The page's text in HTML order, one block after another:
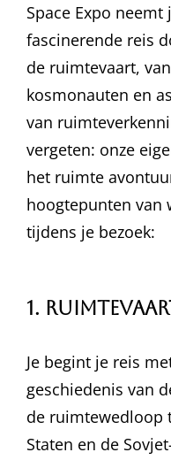
Space Expo neemt
fascinerende reis
de ruimtevaart,
kosmonauten en
van
vergeten: onze
het ruimte
hoogtepunten van
tijdens je bezoek:
1.
Je begint je reis
geschiedenis van
de ruimtewedloop
Staten en de